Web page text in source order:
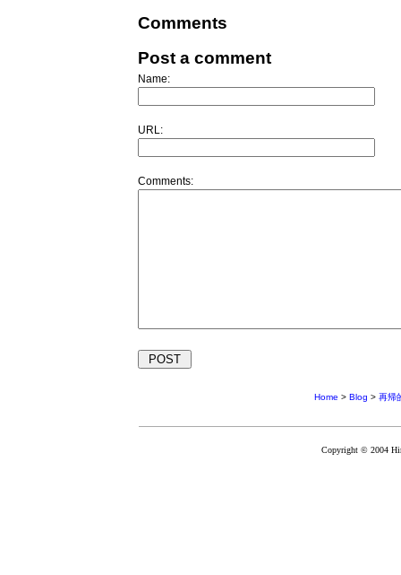
Comments
Post a comment
Name:
URL:
Comments:
Home > Blog > 再帰
Copyright © 2004